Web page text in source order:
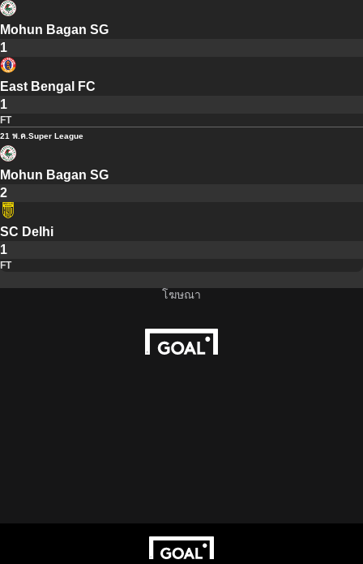
Mohun Bagan SG
1
East Bengal FC
1
FT
21 พ.ค.Super League
Mohun Bagan SG
2
SC Delhi
1
FT